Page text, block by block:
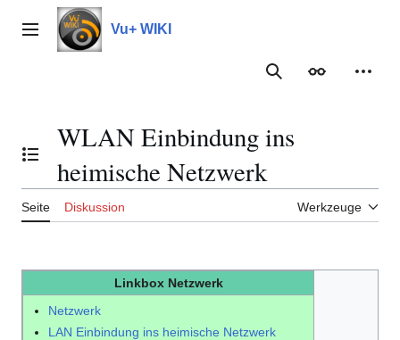
Inhalt
springenHauptmenü Vu+ WIKI
Suche
Inhaltsverzeichnis umschalten
WLAN Einbindung ins
heimische Netzwerk
Seite Diskussion Werkzeuge
Linkbox Netzwerk
Netzwerk
LAN Einbindung ins heimische Netzwerk